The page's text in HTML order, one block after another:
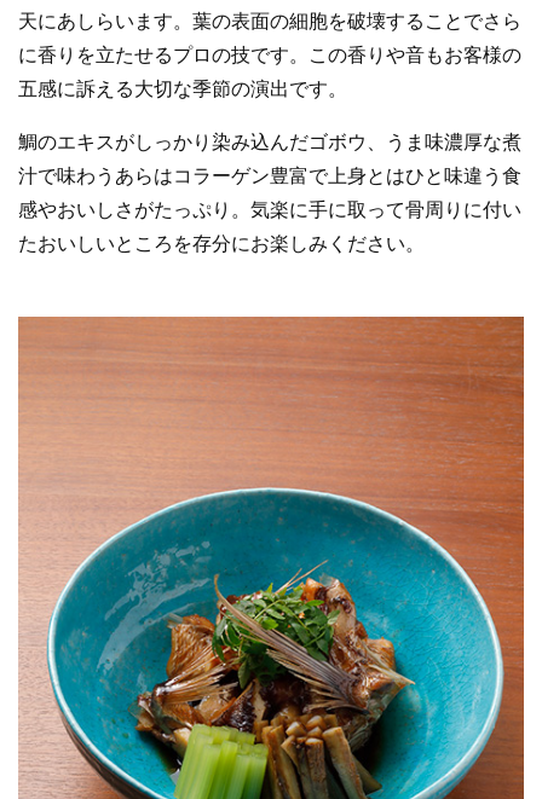
天にあしらいます。葉の表面の細胞を破壊することでさら
に香りを立たせるプロの技です。この香りや音もお客様の
五感に訴える大切な季節の演出です。
鯛のエキスがしっかり染み込んだゴボウ、うま味濃厚な煮
汁で味わうあらはコラーゲン豊富で上身とはひと味違う食
感やおいしさがたっぷり。気楽に手に取って骨周りに付い
たおいしいところを存分にお楽しみください。